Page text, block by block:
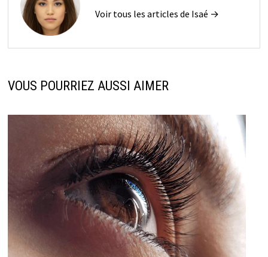
Voir tous les articles de Isaé →
VOUS POURRIEZ AUSSI AIMER